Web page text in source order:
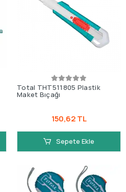
Total THT511805 Plastik
Maket Bıçağı
150,62 TL
Sepete Ekle